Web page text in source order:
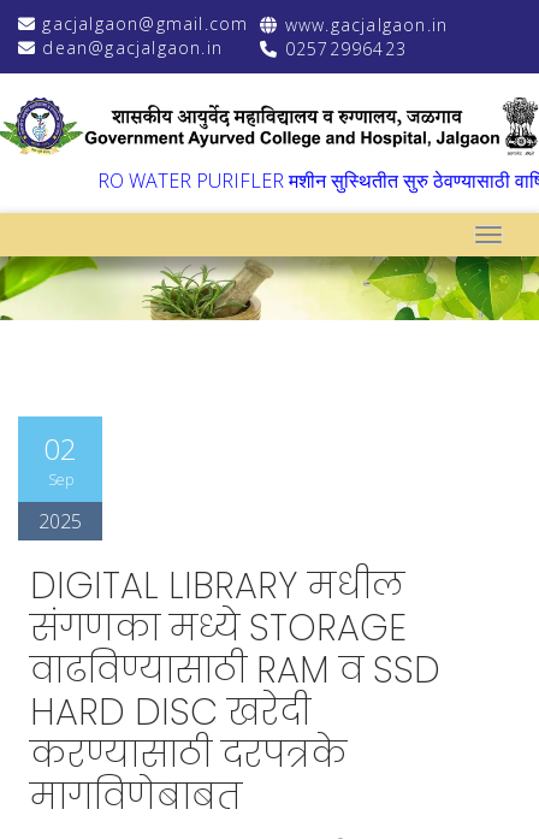
gacjalgaon@gmail.com
dean@gacjalgaon.in
www.gacjalgaon.in
02572996423
RO WATER PURIFLER मशीन सुस्थितीत सुरु ठेवण्यासाठी
02
Sep
2025
DIGITAL LIBRARY मधील
संगणका मध्ये STORAGE
वाढविण्यासाठी RAM व SSD
HARD DISC खरेदी
करण्यासाठी दरपत्रके
मागविणेबाबत